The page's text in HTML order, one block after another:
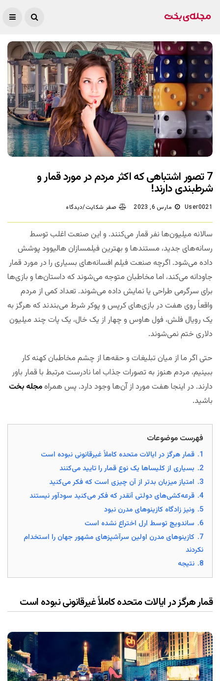
7 تصور اشتباهی که اکثر مردم در مورد قمار و
شرطبندی دارند!
User0021 مارس 6, 2023 صفر شکایت/دیدگاه
سالانه میلیون‌ها نفر قمار می‌کنند. و این صنعت اغلب توسط
رسانه‌های جدید، مستندها و بهترین فیلمسازان هالیوود پوشش
داده می‌شود. اگرچه صنعت فیلم افسانه‌های بسیاری را در مورد قمار
جاودانه می‌کند، اما مخاطبان متوجه می‌شوند که داستان‌ها و بازی‌ها
برای سرگرمی طراحی یا نمایش داده می‌شوند. تعداد کمی از مردم
واقعاً روی هفت در بازی‌های کرپس و پوکر شرط می‌بندند که هرگز به
یک رویال فلش، فول هاوس و چهار از یک خال، یک پات چند میلیون
دلاری ختم نمی‌شوند.
حتی اگر ما از میان تبلیغات و حقه‌ها از چشم مخاطبان کهنه کار
ببینیم، مردم هنوز به تصورات جذاب اما نادرست مرتبط با قمار باور
دارند. در اینجا هفت مورد از آن‌ها وجود دارد. پس همراهمجله بخت
باشید.
فهرست موضوعات
1. قمار هرگز در ایالات متحده کاملاً غیرقانونی نبوده است
2. بسیاری از کلیساها یک نوع قمار را تایید می‌کنند
3. امتیاز میزبان بدتر از آن چیزی است که فکر می‌کنید
4. قرعه‌کشی‌های دولتی آنقدر که فکر می‌کنید سودآور نیستند
5. ونیز زادگاه کازینوهای مدرن نبود
6. ساندویچ توسط ارل اختراع نشده است
7. کازینوهای مدرن اولین سرآشپزهای مشهور جهان را استخدام
نکردند
8. نتیجه
قمار هرگز در ایالات متحده کاملاً غیرقانونی نبوده است